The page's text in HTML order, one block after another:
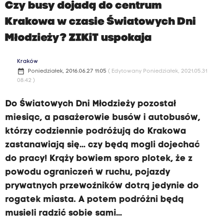
Czy busy dojadą do centrum
Krakowa w czasie Światowych Dni
Młodzieży? ZIKiT uspokaja
Kraków
date_range Poniedziałek, 2016.06.27 11:05 ( Edytowany Poniedziałek, 2021.05.31
08:42 )
Do Światowych Dni Młodzieży pozostał
miesiąc, a pasażerowie busów i autobusów,
którzy codziennie podróżują do Krakowa
zastanawiają się... czy będą mogli dojechać
do pracy! Krąży bowiem sporo plotek, że z
powodu ograniczeń w ruchu, pojazdy
prywatnych przewoźników dotrą jedynie do
rogatek miasta. A potem podróżni będą
musieli radzić sobie sami...